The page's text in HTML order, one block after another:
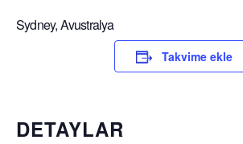
Sydney, Avustralya
Takvime ekle
DETAYLAR